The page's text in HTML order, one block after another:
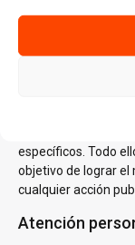
lleguen a tu
Estrategias
Cada estrategia
específicos. Todo
objetivo de lograr el
cualquier acción
Atención